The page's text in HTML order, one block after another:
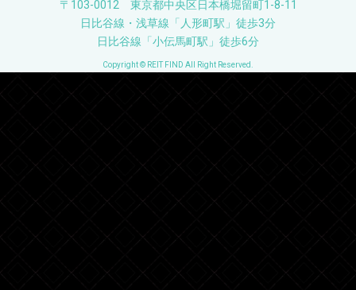
〒103-0012 東京都中央区日本橋堀留町1-8-11
日比谷線・浅草線「人形町駅」徒歩3分
日比谷線「小伝馬町駅」徒歩6分
Copyright © REIT FIND All Right Reserved.